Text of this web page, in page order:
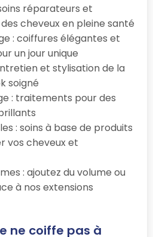
réparateurs et
cheveux en pleine santé
: coiffures élégantes et
un jour unique
et stylisation de la
soigné
: traitements pour des
: soins à base de produits
vos cheveux et
: ajoutez du volume ou
à nos extensions
ne coiffe pas à